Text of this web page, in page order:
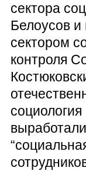
сектора
Белоусов
сектором
контроля